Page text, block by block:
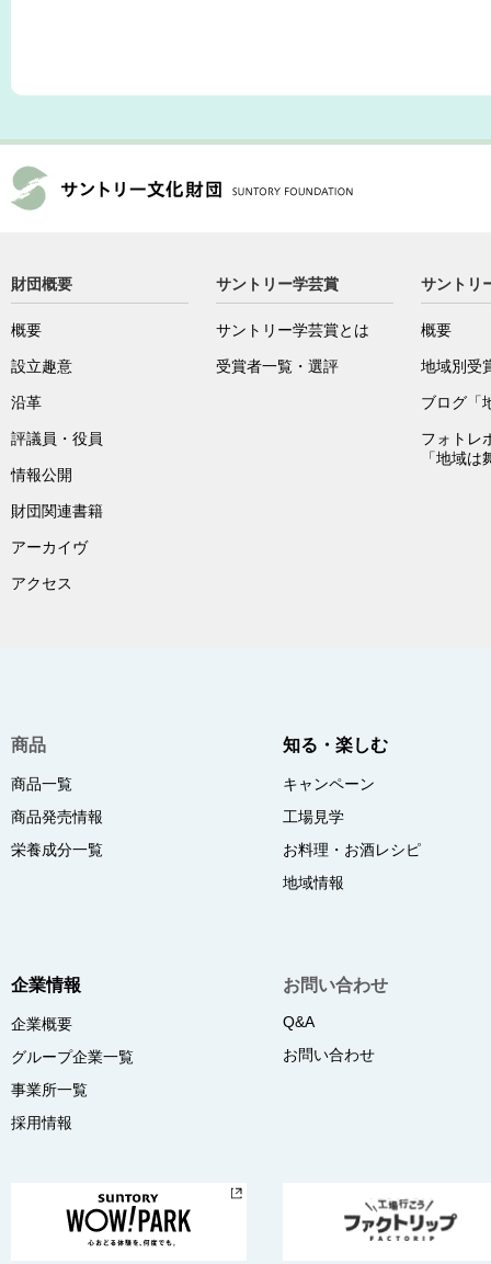
財団概要
概要
設立趣意
沿革
評議員・役員
情報公開
財団関連書籍
アーカイヴ
アクセス
サントリー学芸賞
サントリー学芸賞とは
受賞者一覧・選評
サントリ
概要
地域別受
ブログ「
フォトレ
「地域は
商品
商品一覧
商品発売情報
栄養成分一覧
知る・楽しむ
キャンペーン
工場見学
お料理・お酒レシピ
地域情報
企業情報
企業概要
グループ企業一覧
事業所一覧
採用情報
お問い合わせ
Q&A
お問い合わせ